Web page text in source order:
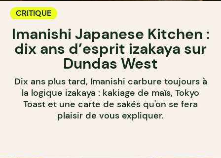
CRITIQUE
Imanishi Japanese Kitchen :
dix ans d’esprit izakaya sur
Dundas West
Dix ans plus tard, Imanishi carbure toujours à
la logique izakaya : kakiage de maïs, Tokyo
Toast et une carte de sakés qu'on se fera
plaisir de vous expliquer.